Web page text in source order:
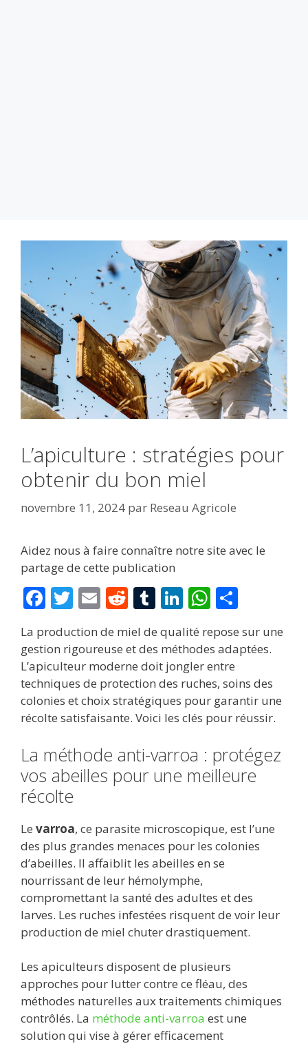
L’apiculture : stratégies pour
obtenir du bon miel
novembre 11, 2024 par Reseau Agricole
Aidez nous à faire connaître notre site avec le
partage de cette publication
F
ac
e
b
o
o
k
T
w
itt
er
E
m
ai
l
R
e
d
di
t
T
m
bl
r
Li
n
k
e
dI
n
W
at
s
A
p
p
ta
g
er
La production de miel de qualité repose sur une
gestion rigoureuse et des méthodes adaptées.
L’apiculteur moderne doit jongler entre
techniques de protection des ruches, soins des
colonies et choix stratégiques pour garantir une
récolte satisfaisante. Voici les clés pour réussir.
La méthode anti-varroa : protégez
vos abeilles pour une meilleure
récolte
Le varroa, ce parasite microscopique, est l’une
des plus grandes menaces pour les colonies
d’abeilles. Il affaiblit les abeilles en se
nourrissant de leur hémolymphe,
compromettant la santé des adultes et des
larves. Les ruches infestées risquent de voir leur
production de miel chuter drastiquement.
Les apiculteurs disposent de plusieurs
approches pour lutter contre ce fléau, des
méthodes naturelles aux traitements chimiques
contrôlés. La méthode anti-varroa est une
solution qui vise à gérer efficacement